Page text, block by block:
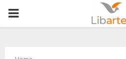
PRIMARY